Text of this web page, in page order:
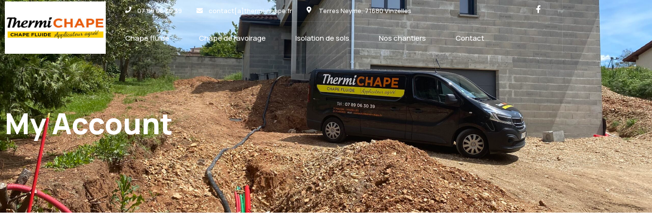
07 89 06 30 39 contact[a]thermi-chape.fr Terres Neyme, 71680 Vinzelles
Chape fluide Chape de ravoirage Isolation de sols Nos chantiers Contact
My Account
Panneau de gestion des cookies